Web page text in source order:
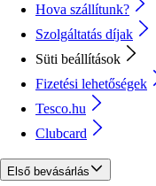
Hova szállítunk?
Szolgáltatás díjak
Süti beállítások
Fizetési lehetőségek
Tesco.hu
Clubcard
Első bevásárlás